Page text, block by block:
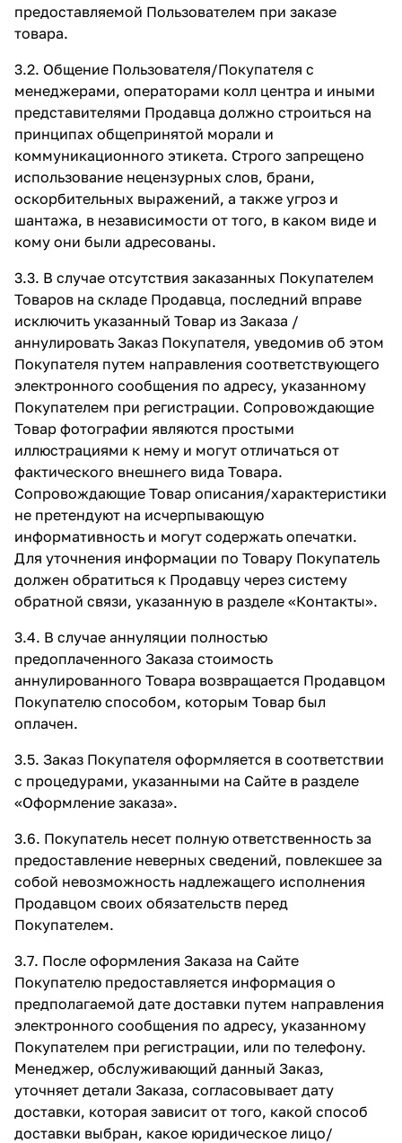
предоставляемой Пользователем при заказе
товара.
3.2. Общение Пользователя/Покупателя с
менеджерами, операторами колл центра и иными
представителями Продавца должно строиться на
принципах общепринятой морали и
коммуникационного этикета. Строго запрещено
использование нецензурных слов, брани,
оскорбительных выражений, а также угроз и
шантажа, в независимости от того, в каком виде и
кому они были адресованы.
3.3. В случае отсутствия заказанных Покупателем
Товаров на складе Продавца, последний вправе
исключить указанный Товар из Заказа /
аннулировать Заказ Покупателя, уведомив об этом
Покупателя путем направления соответствующего
электронного сообщения по адресу, указанному
Покупателем при регистрации. Сопровождающие
Товар фотографии являются простыми
иллюстрациями к нему и могут отличаться от
фактического внешнего вида Товара.
Сопровождающие Товар описания/характеристики
не претендуют на исчерпывающую
информативность и могут содержать опечатки.
Для уточнения информации по Товару Покупатель
должен обратиться к Продавцу через систему
обратной связи, указанную в разделе «Контакты».
3.4. В случае аннуляции полностью
предоплаченного Заказа стоимость
аннулированного Товара возвращается Продавцом
Покупателю способом, которым Товар был
оплачен.
3.5. Заказ Покупателя оформляется в соответствии
с процедурами, указанными на Сайте в разделе
«Оформление заказа».
3.6. Покупатель несет полную ответственность за
предоставление неверных сведений, повлекшее за
собой невозможность надлежащего исполнения
Продавцом своих обязательств перед
Покупателем.
3.7. После оформления Заказа на Сайте
Покупателю предоставляется информация о
предполагаемой дате доставки путем направления
электронного сообщения по адресу, указанному
Покупателем при регистрации, или по телефону.
Менеджер, обслуживающий данный Заказ,
уточняет детали Заказа, согласовывает дату
доставки, которая зависит от того, какой способ
доставки выбран, какое юридическое лицо/